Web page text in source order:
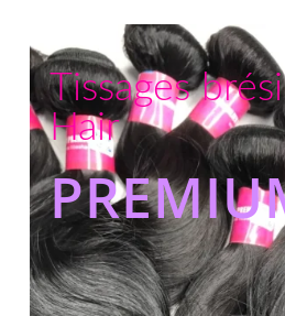
Tissages
Hair